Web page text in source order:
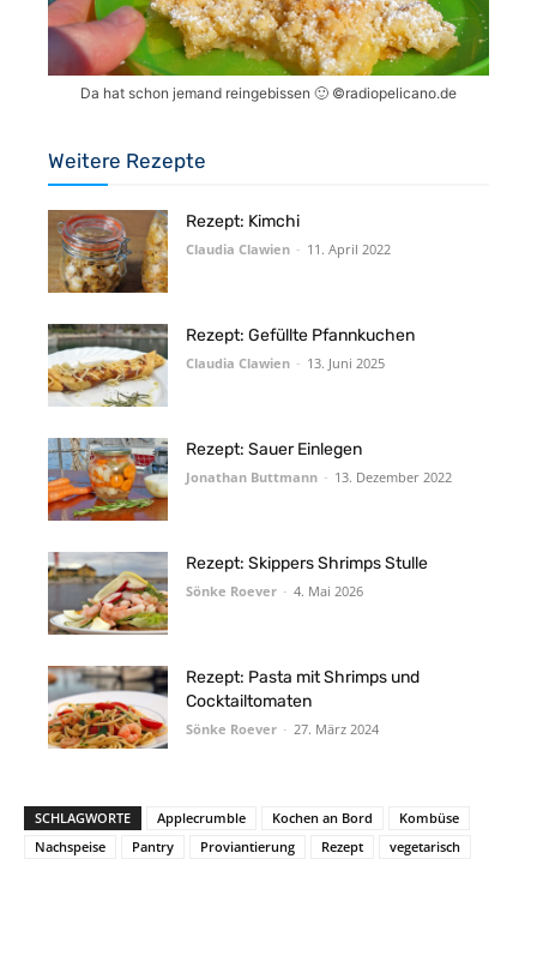
Da hat schon jemand reingebissen 🙂 ©️radiopelicano.de
Weitere Rezepte
Rezept: Kimchi
Claudia Clawien - 11. April 2022
Rezept: Gefüllte Pfannkuchen
Claudia Clawien - 13. Juni 2025
Rezept: Sauer Einlegen
Jonathan Buttmann - 13. Dezember 2022
Rezept: Skippers Shrimps Stulle
Sönke Roever - 4. Mai 2026
Rezept: Pasta mit Shrimps und
Cocktailtomaten
Sönke Roever - 27. März 2024
SCHLAGWORTE Applecrumble Kochen an Bord
Kombüse
Nachspeise
Pantry Proviantierung Rezept vegetarisch